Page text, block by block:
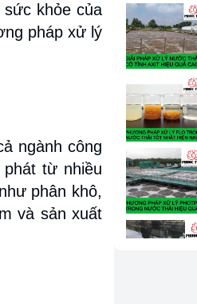
khỏe của
pháp xử lý
ngành công
từ nhiều
phân khô,
và sản xuất